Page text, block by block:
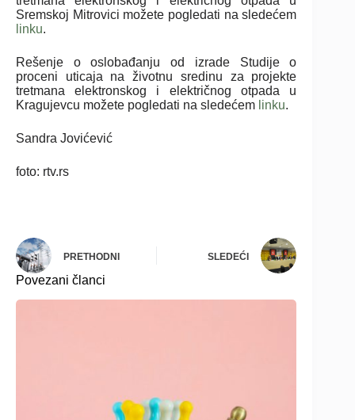
Sremskoj Mitrovici možete pogledati na sledećem
linku.
Rešenje o oslobađanju od izrade Studije o
proceni uticaja na životnu sredinu za projekte
tretmana elektronskog i električnog otpada u
Kragujevcu možete pogledati na sledećem linku.
Sandra Jovićević
foto: rtv.rs
PRETHODNI SLEDEĆI
Povezani članci